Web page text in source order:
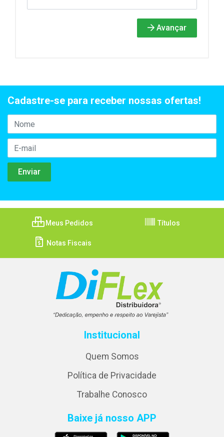
Avançar
Cadastre-se para receber nossas ofertas!
Meus Pedidos Títulos
Notas Fiscais
Institucional
Quem Somos
Política de Privacidade
Trabalhe Conosco
Baixe já nosso APP